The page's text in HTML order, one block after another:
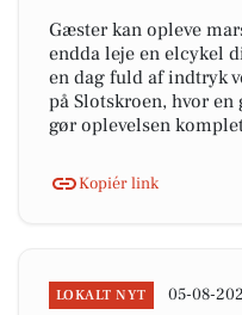
Gæster kan opleve
endda leje en elcykel
en dag fuld af indtryk
på Slotskroen, hvor
gør oplevelsen
Kopiér link
LOKALT NYT 05-08-